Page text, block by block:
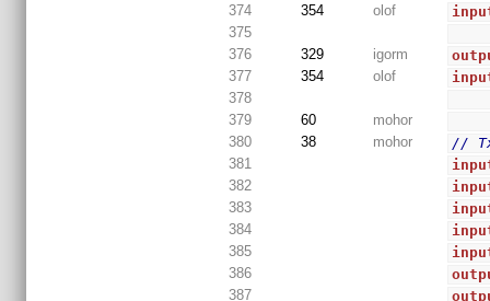
374
354 olof
375
376
329 igorm
377
354 olof
378
379
60
mohor
380
38 mohor
//
381
382
383
384
385
386
387